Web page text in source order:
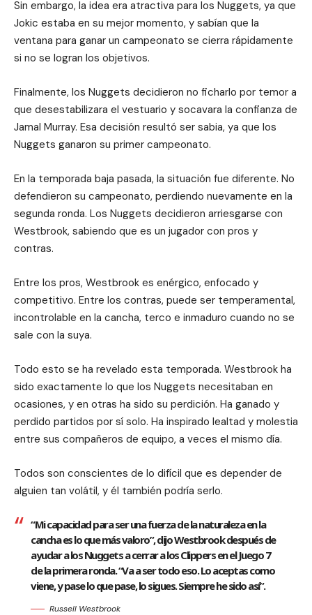
Sin embargo, la idea era atractiva para los Nuggets, ya que
Jokic estaba en su mejor momento, y sabían que la
ventana para ganar un campeonato se cierra rápidamente
si no se logran los objetivos.
Finalmente, los Nuggets decidieron no ficharlo por temor a
que desestabilizara el vestuario y socavara la confianza de
Jamal Murray. Esa decisión resultó ser sabia, ya que los
Nuggets ganaron su primer campeonato.
En la temporada baja pasada, la situación fue diferente. No
defendieron su campeonato, perdiendo nuevamente en la
segunda ronda. Los Nuggets decidieron arriesgarse con
Westbrook, sabiendo que es un jugador con pros y
contras.
Entre los pros, Westbrook es enérgico, enfocado y
competitivo. Entre los contras, puede ser temperamental,
incontrolable en la cancha, terco e inmaduro cuando no se
sale con la suya.
Todo esto se ha revelado esta temporada. Westbrook ha
sido exactamente lo que los Nuggets necesitaban en
ocasiones, y en otras ha sido su perdición. Ha ganado y
perdido partidos por sí solo. Ha inspirado lealtad y molestia
entre sus compañeros de equipo, a veces el mismo día.
Todos son conscientes de lo difícil que es depender de
alguien tan volátil, y él también podría serlo.
“Mi capacidad para ser una fuerza de la naturaleza en la
cancha es lo que más valoro”, dijo Westbrook después de
ayudar a los Nuggets a cerrar a los Clippers en el Juego 7
de la primera ronda. “Va a ser todo eso. Lo aceptas como
viene, y pase lo que pase, lo sigues. Siempre he sido así”.
Russell Westbrook